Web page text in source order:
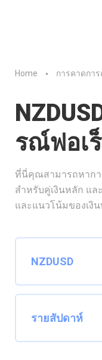
Home การคาดกา
รณ์ฟอเ
ที่นี่คุณสามารถหากา
สำหรับคู่เงินหลัก แล
และแนวโน้มของเงิ